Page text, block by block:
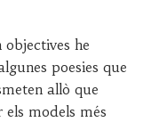
he
poesies que
allò que
models més